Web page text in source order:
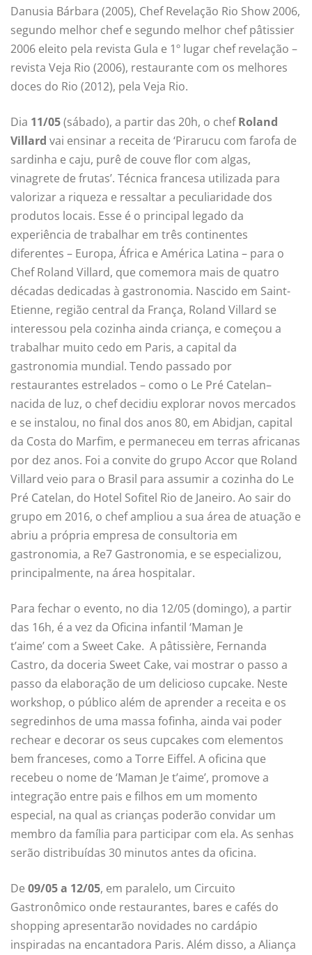
Danusia Bárbara (2005), Chef Revelação Rio Show 2006,
segundo melhor chef e segundo melhor chef pâtissier
2006 eleito pela revista Gula e 1º lugar chef revelação –
revista Veja Rio (2006), restaurante com os melhores
doces do Rio (2012), pela Veja Rio.
Dia 11/05(sábado), a partir das 20h, o chefRoland
Villard vai ensinar a receita de ‘Pirarucu com farofa de
sardinha e caju, purê de couve flor com algas,
vinagrete de frutas’. Técnica francesa utilizada para
valorizar a riqueza e ressaltar a peculiaridade dos
produtos locais. Esse é o principal legado da
experiência de trabalhar em três continentes
diferentes – Europa, África e América Latina – para o
Chef Roland Villard, que comemora mais de quatro
décadas dedicadas à gastronomia. Nascido em Saint-
Etienne, região central da França, Roland Villard se
interessou pela cozinha ainda criança, e começou a
trabalhar muito cedo em Paris, a capital da
gastronomia mundial. Tendo passado por
restaurantes estrelados – como o Le Pré Catelan–
nacida de luz, o chef decidiu explorar novos mercados
e se instalou, no final dos anos 80, em Abidjan, capital
da Costa do Marfim, e permaneceu em terras africanas
por dez anos. Foi a convite do grupo Accor que Roland
Villard veio para o Brasil para assumir a cozinha do Le
Pré Catelan, do Hotel Sofitel Rio de Janeiro. Ao sair do
grupo em 2016, o chef ampliou a sua área de atuação e
abriu a própria empresa de consultoria em
gastronomia, a Re7 Gastronomia, e se especializou,
principalmente, na área hospitalar.
Para fechar o evento, no dia 12/05 (domingo), a partir
das 16h, é a vez da Oficina infantil ‘Maman Je
t’aime’ com a Sweet Cake. A pâtissière, Fernanda
Castro, da doceria Sweet Cake, vai mostrar o passo a
passo da elaboração de um delicioso cupcake. Neste
workshop, o público além de aprender a receita e os
segredinhos de uma massa fofinha, ainda vai poder
rechear e decorar os seus cupcakes com elementos
bem franceses, como a Torre Eiffel. A oficina que
recebeu o nome de ‘Maman Je t’aime’, promove a
integração entre pais e filhos em um momento
especial, na qual as crianças poderão convidar um
membro da família para participar com ela. As senhas
serão distribuídas 30 minutos antes da oficina.
De 09/05 a 12/05, em paralelo, um Circuito
Gastronômico onde restaurantes, bares e cafés do
shopping apresentarão novidades no cardápio
inspiradas na encantadora Paris. Além disso, a Aliança